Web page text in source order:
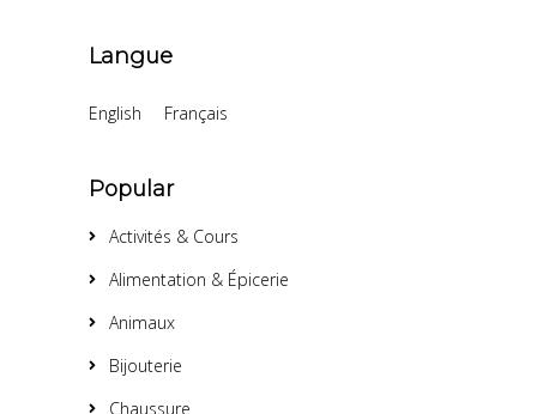
Langue
English Français
Popular
Activités & Cours
Alimentation & Épicerie
Animaux
Bijouterie
Chaussure